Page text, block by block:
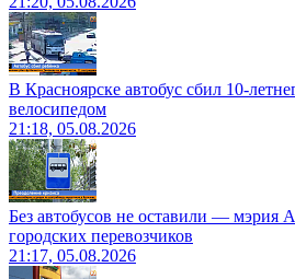
В Красноярске автобус сбил 10-
велосипедом
21:18, 05.08.2026
Без автобусов не оставили — мэрия
городских перевозчиков
21:17, 05.08.2026